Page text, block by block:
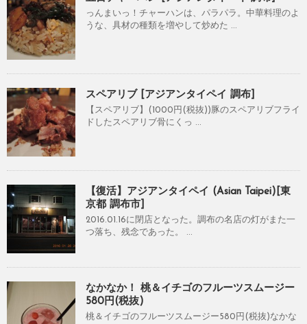
っんまいっ！チャーハンは、パラパラ。中華料理のよ
うな、具材の種類を増やして炒めた ...
スペアリブ [アジアンタイペイ 調布]
【スペアリブ】(1000円(税抜))豚のスペアリブフライ
ドしたスペアリブ骨にくっ ...
【復活】アジアンタイペイ (Asian Taipei)[東
京都 調布市]
2016.01.16に閉店となった。調布の名店の灯がまた一
つ落ち、残念であった。 ...
なかなか！ 桃＆イチゴのフルーツスムージー
580円(税抜)
桃＆イチゴのフルーツスムージー580円(税抜)なかな